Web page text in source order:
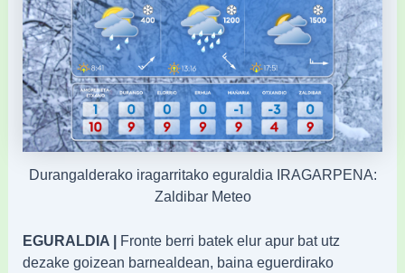
Durangalderako iragarritako eguraldia IRAGARPENA:
Zaldibar Meteo
EGURALDIA | Fronte berri batek elur apur bat utz
dezake goizean barnealdean, baina eguerdirako